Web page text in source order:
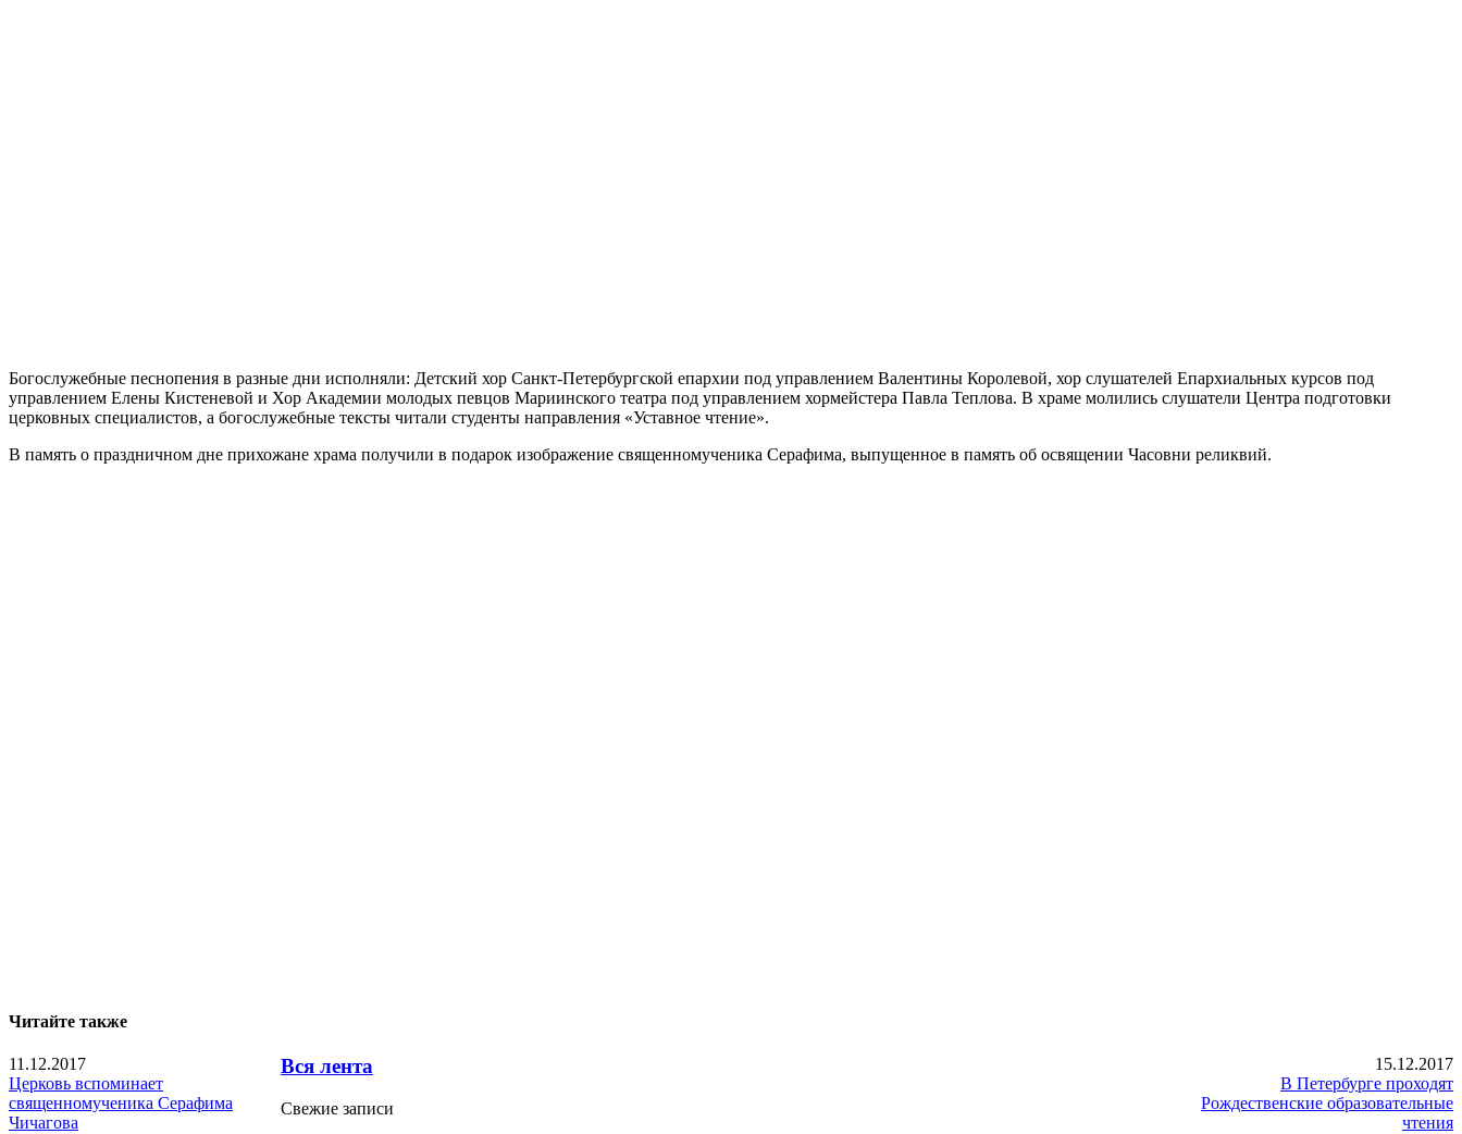
Богослужебные песнопения в разные дни исполняли: Детский хор Санкт-Петербургской епархии под управлением Валентины Королевой, хор слушателей Епархиальных курсов под
управлением Елены Кистеневой и Хор Академии молодых певцов Мариинского театра под управлением хормейстера Павла Теплова. В храме молились слушатели Центра подготовки
церковных специалистов, а богослужебные тексты читали студенты направления «Уставное чтение».
В память о праздничном дне прихожане храма получили в подарок изображение священномученика Серафима, выпущенное в память об освящении Часовни реликвий.
Читайте также
11.12.2017
Церковь вспоминает
священномученика Серафима
Чичагова
15.12.2017
В Петербурге проходят
Рождественские образовательные
чтения
Вся лента
Свежие записи